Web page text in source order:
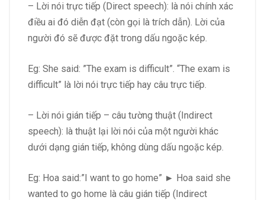
– Lời nói trực tiếp (Direct speech): là nói chính xác
điều ai đó diễn đạt (còn gọi là trích dẫn). Lời của
người đó sẽ được đặt trong dấu ngoặc kép.
Eg: She said: ”The exam is difficult”. “The exam is
difficult” là lời nói trực tiếp hay câu trực tiếp.
– Lời nói gián tiếp – câu tường thuật (Indirect
speech): là thuật lại lời nói của một người khác
dưới dạng gián tiếp, không dùng dấu ngoặc kép.
Eg: Hoa said:”I want to go home” ► Hoa said she
wanted to go home là câu gián tiếp (Indirect